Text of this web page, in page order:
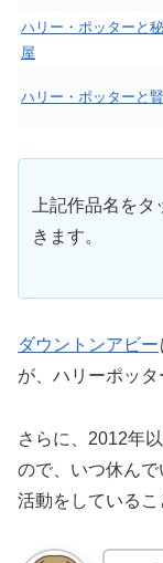
ハリー・ポッターと
屋
ハリー・ポッターと
上記作品名を
きます。
ダウントンアビー
が、ハリーポッタ
さらに、2012年
ので、いつ休ん
活動をしているこ